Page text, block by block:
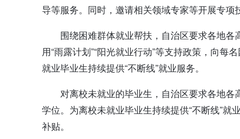
导等服务。同时，邀请相关领域专家等开展专项
围绕困难群体就业帮扶，自治区要求各地
用“雨露计划”“阳光就业行动”等支持政策，向
就业毕业生持续提供“不断线”就业服务。
对离校未就业的毕业生，自治区要求各地
学位。为离校未就业毕业生持续提供“不断线”
补贴。